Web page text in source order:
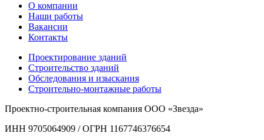
О компании
Наши работы
Вакансии
Контакты
Проектирование зданий
Строительство зданий
Обследования и изыскания
Строительно-монтажные работы
Проектно-строительная компания ООО «Звезда»
ИНН 9705064909 / ОГРН 1167746376654